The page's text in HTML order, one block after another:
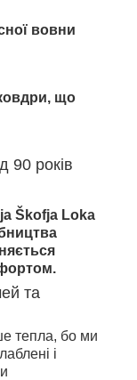
вовни
ковдри, що
90 років
Škofja Loka
та
тепла, бо ми
і